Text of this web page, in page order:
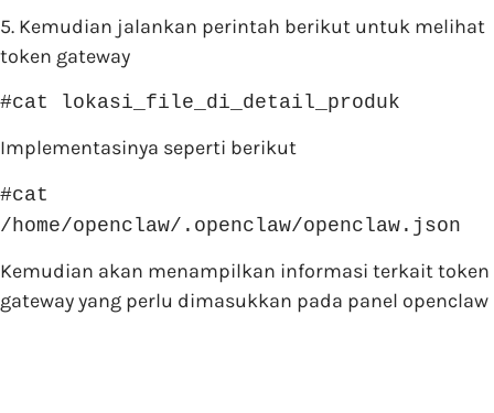
5. Kemudian jalankan perintah berikut untuk melihat
token gateway
#cat lokasi_file_di_detail_produk
Implementasinya seperti berikut
#cat
/home/openclaw/.openclaw/openclaw.json
Kemudian akan menampilkan informasi terkait token
gateway yang perlu dimasukkan pada panel openclaw